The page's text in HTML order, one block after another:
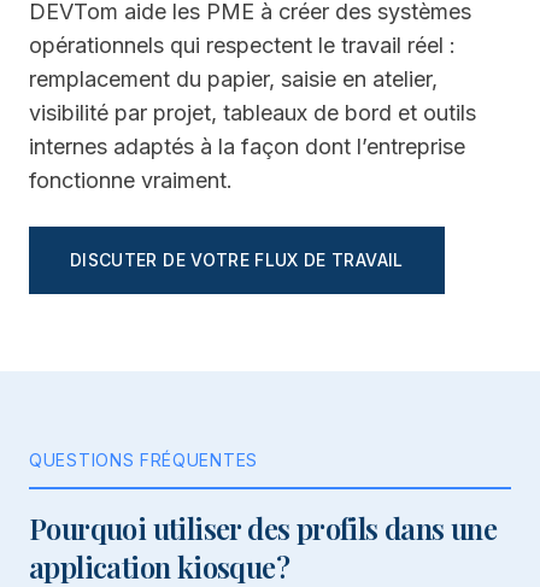
DEVTom aide les PME à créer des systèmes
opérationnels qui respectent le travail réel :
remplacement du papier, saisie en atelier,
visibilité par projet, tableaux de bord et outils
internes adaptés à la façon dont l’entreprise
fonctionne vraiment.
DISCUTER DE VOTRE FLUX DE TRAVAIL
QUESTIONS FRÉQUENTES
Pourquoi utiliser des profils dans une
application kiosque?